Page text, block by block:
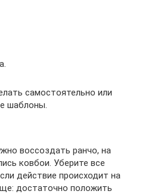
самостоятельно или
шаблоны.
воссоздать ранчо, на
ковбои. Уберите все
действие происходит на
достаточно положить